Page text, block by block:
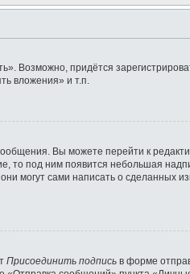
Возможно, придётся
вложения» и т.п.
Вы можете перейти к
то под ним появится небольшая
могут сами написать о сделанных
Присоединить подпись в форме